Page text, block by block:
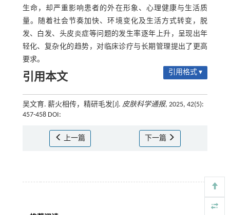
生命，却严重影响患者的外在形象、心理健康与生活质
量。随着社会节奏加快、环境变化及生活方式转变，脱
发、白发、头皮炎症等问题的发生率逐年上升，呈现出年
轻化、复杂化的趋势，对临床诊疗与长期管理提出了更高
要求。
引用本文 引用格式 ▾
吴文育. 薪火相传，精研毛发[J]. 皮肤科学通报, 2025, 42(5):
457-458 DOI:
上一篇 下一篇